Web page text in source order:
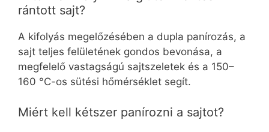
rántott sajt?
A kifolyás megelőzésében a dupla panírozás, a
sajt teljes felületének gondos bevonása, a
megfelelő vastagságú sajtszeletek és a 150–
160 °C-os sütési hőmérséklet segít.
Miért kell kétszer panírozni a sajtot?